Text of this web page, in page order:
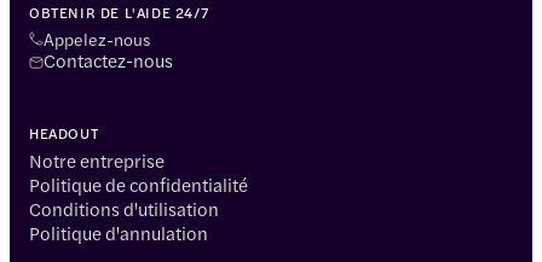
OBTENIR DE L'AIDE 24/7
Appelez-nous
Contactez-nous
HEADOUT
Notre entreprise
Politique de confidentialité
Conditions d'utilisation
Politique d'annulation